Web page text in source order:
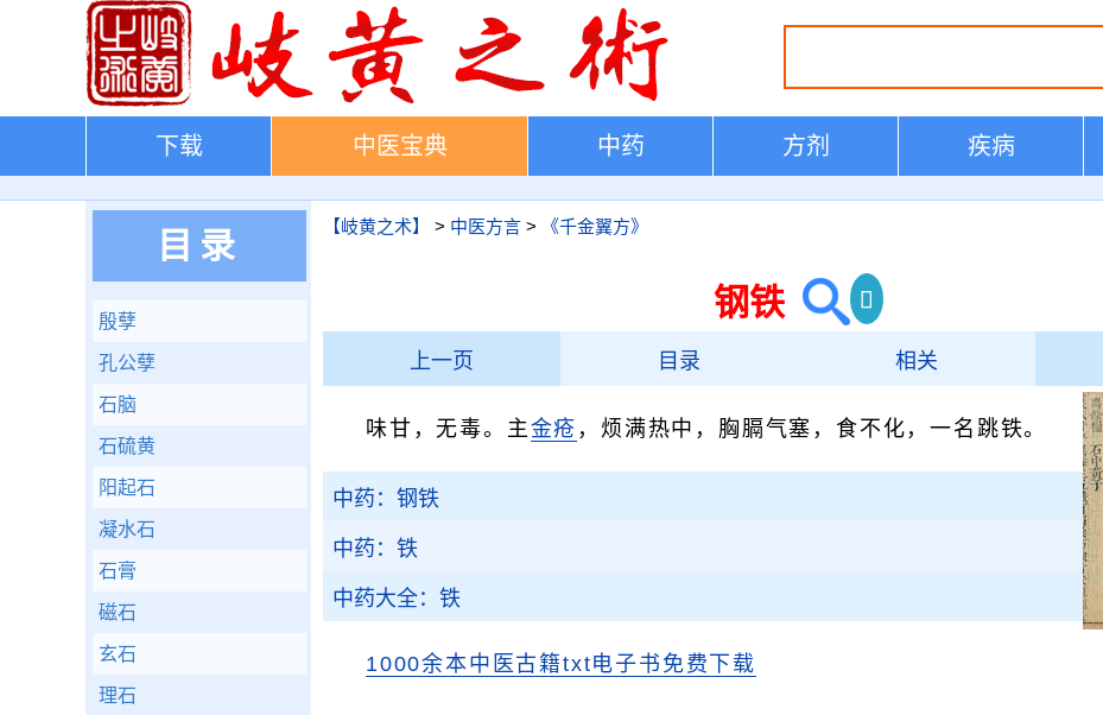
下载 中医宝典 中药 方剂 疾病
【岐黄之术】 > 中医方言 > 《千金翼方》
钢铁
上一页 目录 相关
味甘，无毒。主金疮 ，烦满热中，胸膈气塞，食不化，一名跳铁。
中药：钢铁
中药：铁
中药大全：铁
1000余本中医古籍txt电子书免费下载
目录
殷孽
孔公孽
石脑
石硫黄
阳起石
凝水石
石膏
磁石
玄石
理石